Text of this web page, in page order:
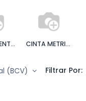
CINCEL CENTRO PUNTO CINTA METRICA
(BCV) Filtrar Por: